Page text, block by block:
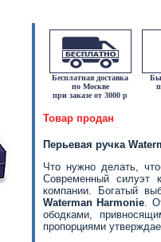
Бесплатная доставка
по Москве
при заказе от 3000 р
Товар продан
Перьевая ручка
Что нужно делать,
Современный силуэт
компании. Богатый
Waterman Harmonie.
ободками,
пропорциями